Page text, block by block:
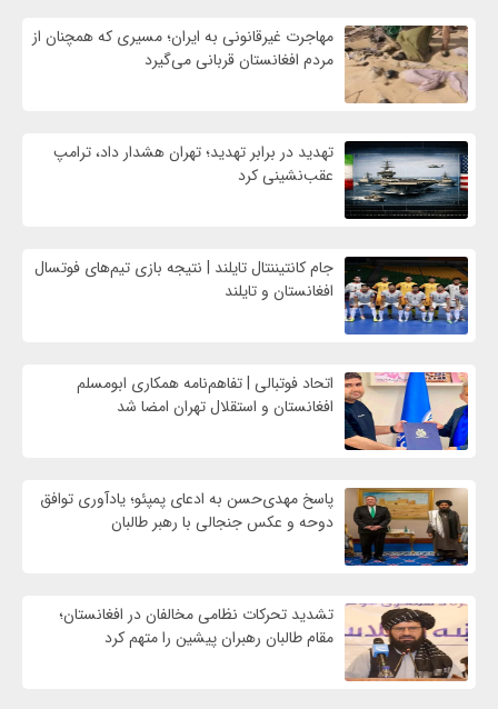
مهاجرت غیرقانونی به ایران؛ مسیری که همچنان از
مردم افغانستان قربانی می‌گیرد
تهدید در برابر تهدید؛ تهران هشدار داد، ترامپ
عقب‌نشینی کرد
جام کانتیننتال تایلند | نتیجه بازی تیم‌های فوتسال
افغانستان و تایلند
اتحاد فوتبالی | تفاهم‌نامه همکاری ابومسلم
افغانستان و استقلال تهران امضا شد
پاسخ مهدی‌حسن به ادعای پمپئو؛ یادآوری توافق
دوحه و عکس جنجالی با رهبر طالبان
تشدید تحرکات نظامی مخالفان در افغانستان؛
مقام طالبان رهبران پیشین را متهم کرد